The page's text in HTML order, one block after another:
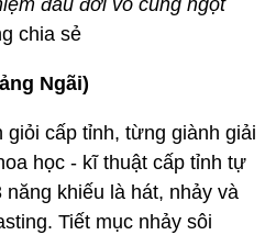
đầu đời vô cùng ngọt
chia sẻ
Ngãi)
giỏi cấp tỉnh, từng giành giải
học - kĩ thuật cấp tỉnh tự
khiếu là hát, nhảy và
Tiết mục nhảy sôi